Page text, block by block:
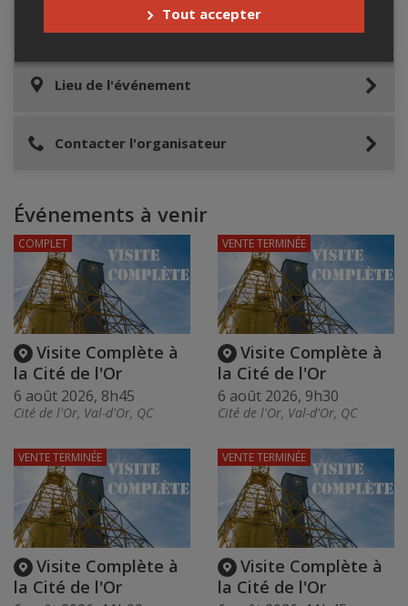
Lieu de l'événement
Contacter l'organisateur
Événements à venir
Visite Complète à
la Cité de l'Or
6 août 2026, 8h45
Cité de l'Or, Val-d'Or, QC
COMPLET
Visite Complète à
la Cité de l'Or
6 août 2026, 9h30
Cité de l'Or, Val-d'Or, QC
VENTE TERMINÉE
Visite Complète à
la Cité de l'Or
VENTE TERMINÉE
Visite Complète à
la Cité de l'Or
VENTE TERMINÉE
Tout accepter